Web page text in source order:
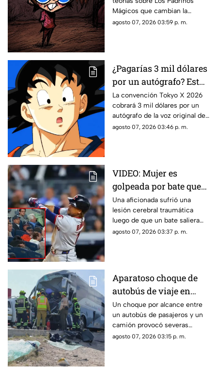
las hipótesis más
oscuras sobre Los
Padrinos Mágicos
Mágicos que cambian la
historia de Timmy Turner y el
agosto 07, 2026 03:59 p. m.
¿Pagarías 3 mil dólares
por un autógrafo? Esto
cobra quien da voz a
Goku e indigna a los
fans
La convención Tokyo X 2026
cobrará 3 mil dólares por un
autógrafo de la voz original de
Goku en Dragon Ball. Fans
agosto 07, 2026 03:46 p. m.
VIDEO: Mujer es
golpeada por bate que
salió volando en
partido de los Yankees;
los demandó por 10
millones de dólares
Una aficionada sufrió una
lesión cerebral traumática
luego de que un bate saliera
disparado hacia las gradas en
agosto 07, 2026 03:37 p. m.
Aparatoso choque de
autobús de viaje en
carretera deja un
conductor prensado y
dos heridos
Un choque por alcance entre
un autobús de pasajeros y un
camión provocó severas
afectaciones viales. El
agosto 07, 2026 03:15 p. m.